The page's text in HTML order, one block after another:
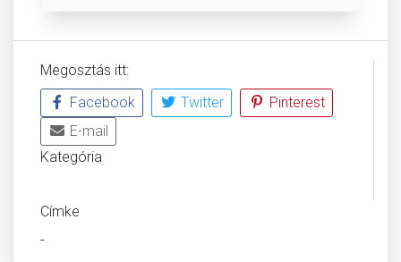
Megosztás itt:
Facebook
Twitter
Pinterest
E-mail
Kategória
Címke
-